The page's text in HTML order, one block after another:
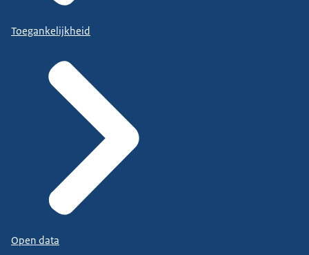
Toegankelijkheid
Open data